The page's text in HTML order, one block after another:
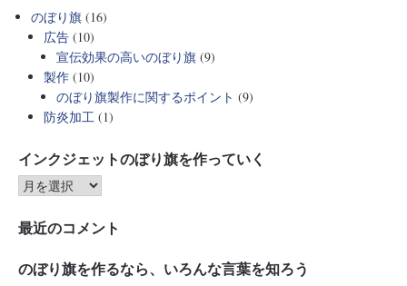
のぼり旗 (16)
広告 (10)
宣伝効果の高いのぼり旗 (9)
製作 (10)
のぼり旗製作に関するポイント (9)
防炎加工 (1)
インクジェットのぼり旗を作っていく
最近のコメント
のぼり旗を作るなら、いろんな言葉を知ろう